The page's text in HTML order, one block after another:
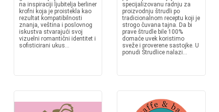
na inspiraciji ljubitelja berliner
krofni koja je proistekla kao
rezultat kompatibilnosti
znanja, veština i poslovnog
iskustva stvarajući svoj
vizuelni romantični identitet i
sofisticirani ukus...
specijalizovanu radnju za
proizvodnju štrudli po
tradicionalnom receptu koji je
strogo čuvana tajna. Da bi
prave štrudle bile 100%
domaće uvek koristimo
sveže i proverene sastojke. U
ponudi Štrudlice nalazi...